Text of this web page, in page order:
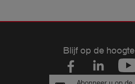
Blijf op de hoogte
Abonneer u op de